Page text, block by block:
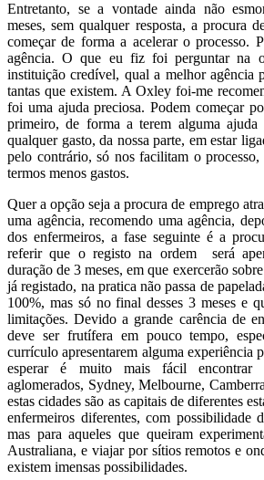
Entretanto, se a vontade ainda não
meses, sem qualquer resposta, a procura
começar de forma a acelerar o processo.
agência. O que eu fiz foi perguntar na
instituição credível, qual a melhor agência
tantas que existem. A Oxley foi-me
foi uma ajuda preciosa. Podem começar
primeiro, de forma a terem alguma
qualquer gasto, da nossa parte, em estar
pelo contrário, só nos facilitam o processo,
termos menos gastos.
Quer a opção seja a procura de emprego
uma agência, recomendo uma agência,
dos enfermeiros, a fase seguinte é a
referir que o registo na ordem será
duração de 3 meses, em que exercerão
já registado, na pratica não passa de
100%, mas só no final desses 3 meses e
limitações. Devido a grande carência de
deve ser frutífera em pouco tempo,
currículo apresentarem alguma experiência
esperar é muito mais fácil encontrar
aglomerados, Sydney, Melbourne,
estas cidades são as capitais de diferentes
enfermeiros diferentes, com possibilidade
mas para aqueles que queiram
Australiana, e viajar por sítios remotos e
existem imensas possibilidades.